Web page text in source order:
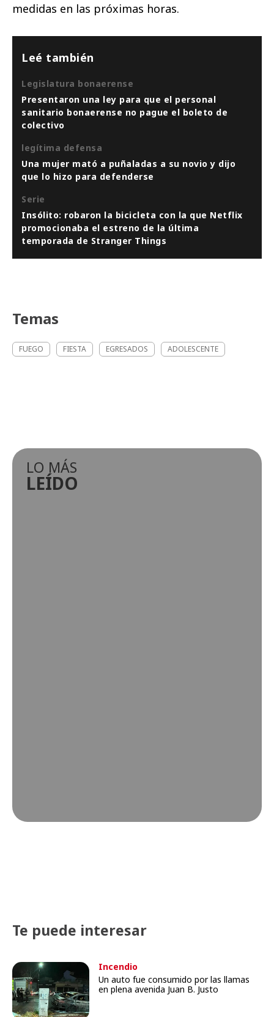
medidas en las próximas horas.
Leé también
Legislatura bonaerense
Presentaron una ley para que el personal
sanitario bonaerense no pague el boleto de
colectivo
legítima defensa
Una mujer mató a puñaladas a su novio y dijo
que lo hizo para defenderse
Serie
Insólito: robaron la bicicleta con la que Netflix
promocionaba el estreno de la última
temporada de Stranger Things
Temas
FUEGO FIESTA EGRESADOS ADOLESCENTE
LO MÁS
LEÍDO
Te puede interesar
Incendio
Un auto fue consumido por las llamas
en plena avenida Juan B. Justo